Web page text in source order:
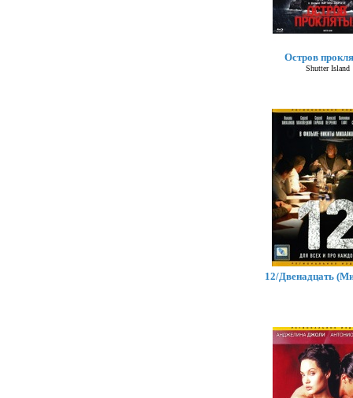
Остров
Shutter Island
12/Двенадцать